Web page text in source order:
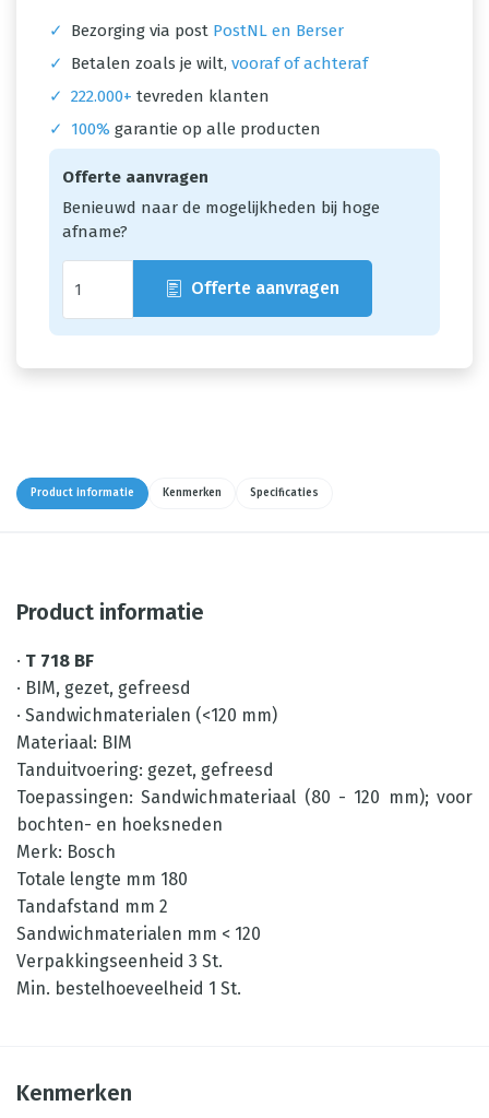
✓ Bezorging via post PostNL en Berser
✓
Betalen zoals je wilt, vooraf of achteraf
✓ 222.000+ tevreden klanten
✓
100% garantie op alle producten
Offerte aanvragen
Benieuwd naar de mogelijkheden bij hoge
afname?
Offerte aanvragen
Product informatie Kenmerken Specificaties
Product informatie
· T 718 BF
· BIM, gezet, gefreesd
· Sandwichmaterialen (<120 mm)
Materiaal: BIM
Tanduitvoering: gezet, gefreesd
Toepassingen: Sandwichmateriaal (80 - 120 mm); voor
bochten- en hoeksneden
Merk: Bosch
Totale lengte mm 180
Tandafstand mm 2
Sandwichmaterialen mm < 120
Verpakkingseenheid 3 St.
Min. bestelhoeveelheid 1 St.
Kenmerken